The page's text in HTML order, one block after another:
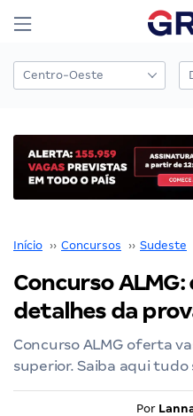
Início ›› Concursos ›› Sudeste
Concurso ALMG:
detalhes da
Concurso ALMG oferta
superior. Saiba aqui tudo
Por